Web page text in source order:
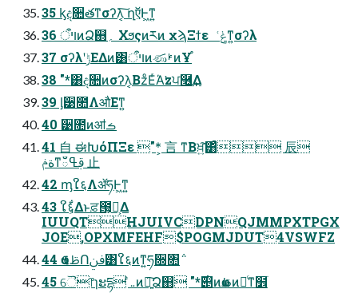
35 ᶄද૚తͳσʔλ͔͠ ղऍͰ͖ͳ͍
36 ױऀͷՁ஋؍ Χϧςͷཪͷ χϡΞϯε ݟ͑ͳ͍σʔλ
37 σʔλʹݱΕΔͷ͸ױऀͷණࢁͷҰ֯
38 "*͸ද૚ͷσʔλ͔ΒzͦΕͬΆ͘zਪ࿦͢Δ
39 ᶅ੹೚ΛऔΕͳ͍
40 ੹೚ͷॴࡏ
41 ⾃ ಈԽόΠΞε "*͕ ⾔ ͏ͳΒਖ਼͍͠͸ͣ ⾠
ةݥͳࢥߟఀ ⽌
42 ᶆໃ६ΛॲཧͰ͖ͳ͍
43 ໃ६͕͋Δͱਫ਼౓͕Լ͕Δ
IUUQTHJUIVCDPNQJMMPXTPGX
JOE,OPXMFEHF$POGMJDUT4VSWFZ
44 ҩࢣࠃՈࢼݧ͸ໃ६ͷͳ͍ཧ૝৚݅
45 ୈ෦ɿະདྷ ܅ͨͪͷ৽͍͠Ձ஋ "*࣌୅ͷҩࢣͷ৽ͨͳ໾ׂ